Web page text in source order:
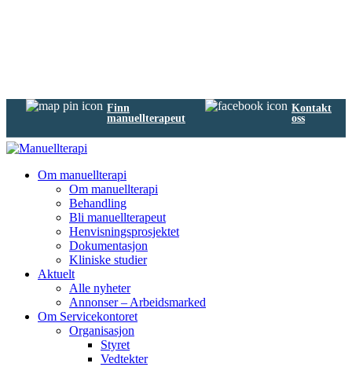
Finn
manuellterapeut
Kontakt
oss
Om manuellterapi
Om manuellterapi
Behandling
Bli manuellterapeut
Henvisningsprosjektet
Dokumentasjon
Kliniske studier
Aktuelt
Alle nyheter
Annonser – Arbeidsmarked
Om Servicekontoret
Organisasjon
Styret
Vedtekter